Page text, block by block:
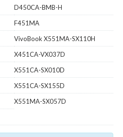
D450CA-BMB-H
F451MA
VivoBook X551MA-SX110H
X451CA-VX037D
X551CA-SX010D
X551CA-SX155D
X551MA-SX057D